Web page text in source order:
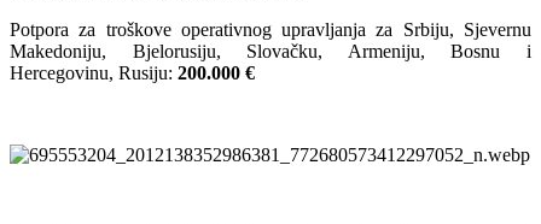
Potpora za troškove operativnog upravljanja za Srbiju, Sjevernu
Makedoniju, Bjelorusiju, Slovačku, Armeniju, Bosnu i
Hercegovinu, Rusiju: 200.000 €